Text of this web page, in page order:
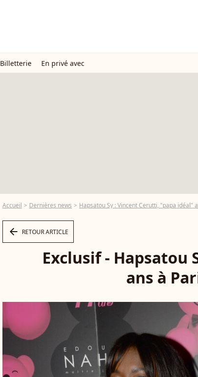
Billetterie En privé avec
Accueil Dernières news Hapsatou Sy : Vincent Cerutti, "papa idéal"
arrow_left RETOUR ARTICLE
Exclusif - Hapsatou
ans à